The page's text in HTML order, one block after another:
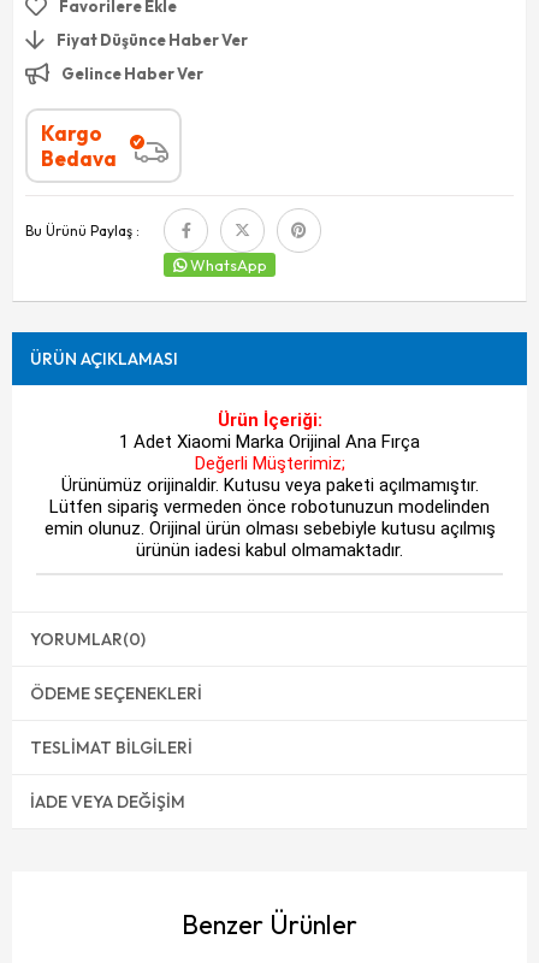
Favorilere Ekle
Fiyat Düşünce Haber Ver
Gelince Haber Ver
Kargo
Bedava
Bu Ürünü Paylaş :
WhatsApp
ÜRÜN AÇIKLAMASI
Ürün İçeriği:
1 Adet Xiaomi Marka Orijinal Ana Fırça
Değerli Müşterimiz;
Ürünümüz orijinaldir. Kutusu veya paketi açılmamıştır.
Lütfen sipariş vermeden önce robotunuzun modelinden
emin olunuz. Orijinal ürün olması sebebiyle kutusu açılmış
ürünün iadesi kabul olmamaktadır.
YORUMLAR(0)
ÖDEME SEÇENEKLERI
TESLIMAT BILGILERI
İADE VEYA DEĞIŞIM
Benzer Ürünler